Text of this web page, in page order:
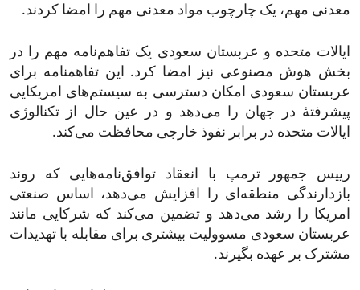
معدنی مهم، یک چارچوب مواد معدنی مهم را امضا کردند.
ایالات متحده و عربستان سعودی یک تفاهم‌نامه مهم را در
بخش هوش مصنوعی نیز امضا کرد. این تفاهمنامه برای
عربستان سعودی امکان دسترسی به سیستم‌های امریکایی
پیشرفتۀ در جهان را می‌دهد و در عین حال از تکنالوژی
ایالات متحده در برابر نفوذ خارجی محافظت می‌کند.
رییس جمهور ترمپ با انعقاد توافق‌نامه‌هایی که روند
بازدارندگی منطقه‌ای را افزایش می‌دهد، اساس صنعتی
امریکا را رشد می‌دهد و تضمین می‌کند که شرکایی مانند
عربستان سعودی مسوولیت بیشتری برای مقابله با تهدیدات
مشترک بر عهده بگیرند.